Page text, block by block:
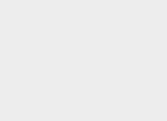
votre autorisation pour fonctionner.